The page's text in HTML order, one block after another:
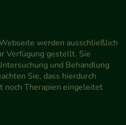
werden ausschließlich
Verfügung gestellt. Sie
und Behandlung
Sie, dass hierdurch
noch Therapien eingeleitet